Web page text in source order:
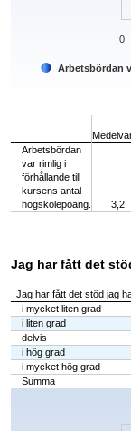
Arbetsbördan
0
Arbetsbördan
var rimlig i
förhållande till
kursens antal
högskolepoäng.
3,2
Jag har fått det
Jag har fått det stöd jag
i mycket liten grad
i liten grad
delvis
i hög grad
i mycket hög grad
Summa
Chart
The chart has 1 X axis